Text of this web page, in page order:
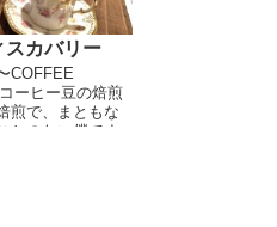
スカバリー
COFFEE
ーヒー豆の焙煎
煎で、まともな
とのない僕です